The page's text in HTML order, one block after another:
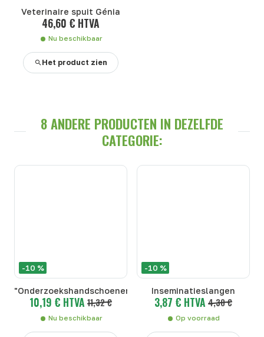
Veterinaire spuit Génia
46,60 € HTVA
Nu beschikbaar
Het product zien
8 ANDERE PRODUCTEN IN DEZELFDE
CATEGORIE:
-10 %
"Onderzoekshandschoenen"
10,19 € HTVA 11,32 €
Nu beschikbaar
-10 %
Inseminatieslangen
3,87 € HTVA 4,30 €
Op voorraad